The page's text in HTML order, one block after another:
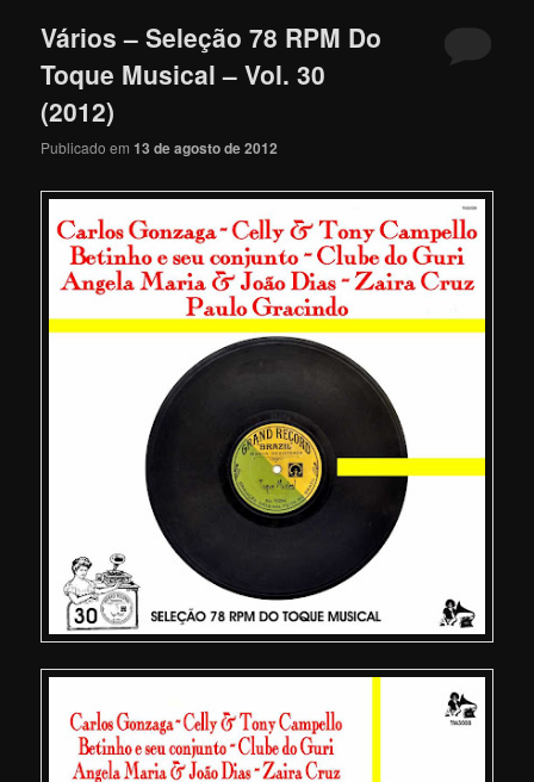
Vários – Seleção 78 RPM Do
Toque Musical – Vol. 30
(2012)
Publicado em13 de agosto de 2012